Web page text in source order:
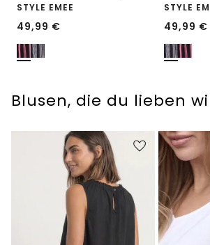
STYLE EMEE
49,99 €
STYLE
49,99 €
Blusen, die du lieben